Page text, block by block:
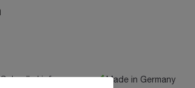
Made in Germany